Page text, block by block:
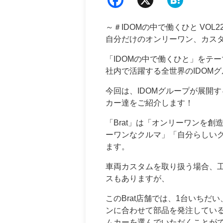
中期経営計画
デジタルトランスフォーメーシ
業績・財務情報
四半期データ
主要業績・財務データ
四半期別主要業績データ
ok
～＃IDOMの中で働くひと
自分だけのオンリーワン、カス
「IDOMの中で働くひと」をテ
社内で活躍する全世界のIDOM
今回は、IDOMグループが展開
カー達をご紹介します！
「Brat」は「オンリーワンを創
ーワンなクルマ」「自分らしい
ます。
車両カスタムを取り扱う場合、
スもありますが、
このBrat店舗では、1台いちだ
ンに合わせて部品を発注してい